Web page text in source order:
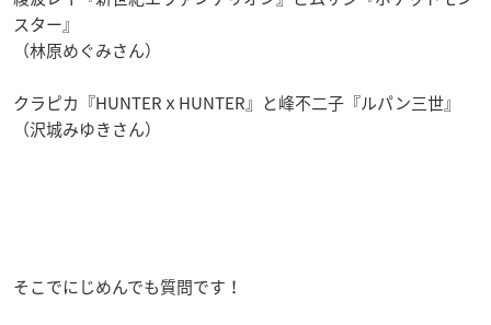
スター』
（林原めぐみさん）
クラピカ『HUNTERｘHUNTER』と峰不二子『ルパン三世』
（沢城みゆきさん）
そこでにじめんでも質問です！